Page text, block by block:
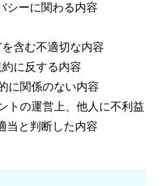
シーに関わる内容
を含む不適切な内容
約に反する内容
に関係のない内容
トの運営上、他人に不利益
当と判断した内容